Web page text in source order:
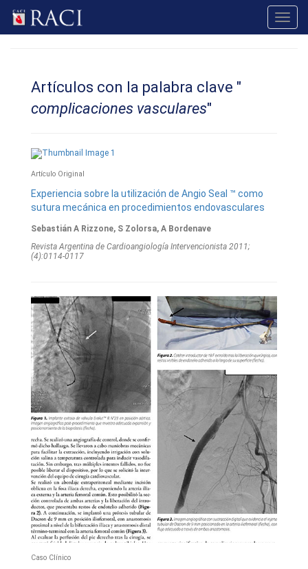
Artículos con la palabra clave "
complicaciones vasculares"
Artículo Original
Experiencia sobre la utilización de Angio Seal ™ como
sutura mecánica en procedimientos endovasculares
Sebastián A Rizzone, S Zolorsa, A Bordenave
Revista Argentina de Cardioangiologí­a Intervencionista 2011;
(4):0114-0117
Caso Clínico